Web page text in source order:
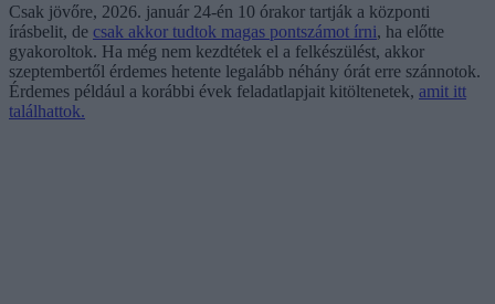
Csak jövőre, 2026. január 24-én 10 órakor tartják a központi
írásbelit, de csak akkor tudtok magas pontszámot írni, ha előtte
gyakoroltok. Ha még nem kezdtétek el a felkészülést, akkor
szeptembertől érdemes hetente legalább néhány órát erre szánnotok.
Érdemes például a korábbi évek feladatlapjait kitöltenetek, amit itt
találhattok.